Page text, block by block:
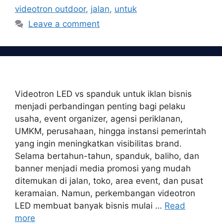
videotron outdoor, jalan, untuk
Leave a comment
Videotron LED vs spanduk untuk iklan bisnis
menjadi perbandingan penting bagi pelaku
usaha, event organizer, agensi periklanan,
UMKM, perusahaan, hingga instansi pemerintah
yang ingin meningkatkan visibilitas brand.
Selama bertahun-tahun, spanduk, baliho, dan
banner menjadi media promosi yang mudah
ditemukan di jalan, toko, area event, dan pusat
keramaian. Namun, perkembangan videotron
LED membuat banyak bisnis mulai … Read
more